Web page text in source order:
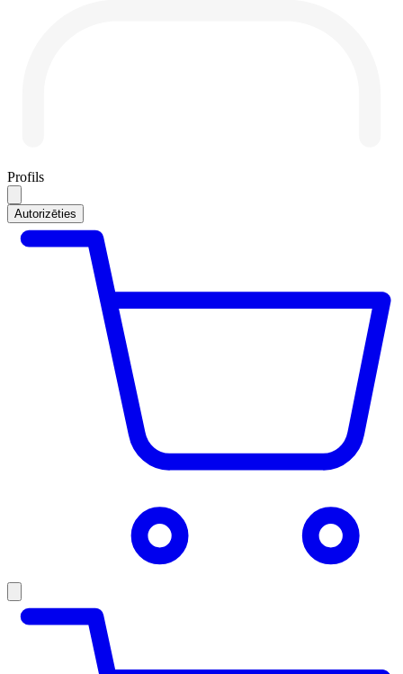
Profils
Autorizēties